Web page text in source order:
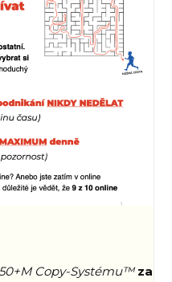
Copy-Systému™ za